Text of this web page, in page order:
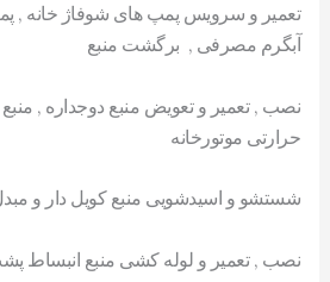
تعمیر و سرویس پمپ های شوفاژ خانه ,
آبگرم مصرفی , برگشت منبع
نصب , تعمیر و تعویض منبع دوجداره ,
حرارتی موتورخانه
شستشو و اسیدشویی منبع کویل دار و
نصب , تعمیر و لوله کشی منبع انبساط